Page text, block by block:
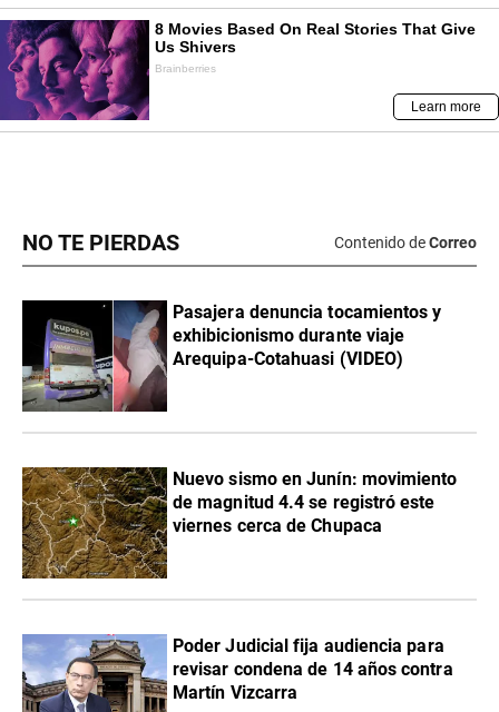
NO TE PIERDAS Contenido deCorreo
Pasajera denuncia tocamientos y
exhibicionismo durante viaje
Arequipa-Cotahuasi (VIDEO)
Nuevo sismo en Junín: movimiento
de magnitud 4.4 se registró este
viernes cerca de Chupaca
Poder Judicial fija audiencia para
revisar condena de 14 años contra
Martín Vizcarra